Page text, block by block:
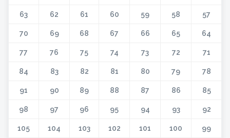
57
58
59
60
61
62
63
64
65
66
67
68
69
70
71
72
73
74
75
76
77
78
79
80
81
82
83
84
85
86
87
88
89
90
91
92
93
94
95
96
97
98
99
100
101
102
103
104
105